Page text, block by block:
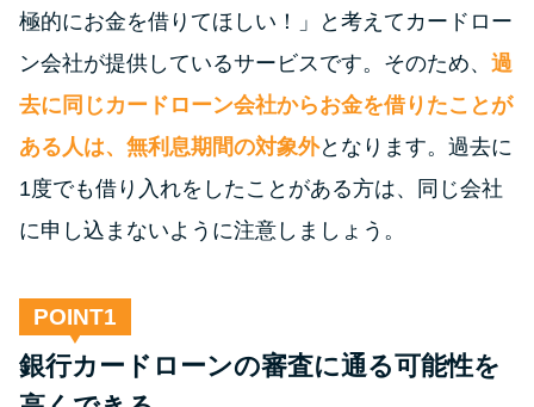
の？ カードローンの選び方を徹
プロミスの返済方法を徹底解
説！ もっとも便利でお得な返済
方法はどれ？
極的にお金を借りてほしい！」と考えてカードロー
ン会社が提供しているサービスです。そのため、 過
去に同じカードローン会社からお金を借りたことが
ある人は、無利息期間の対象外となります。過去に
1度でも借り入れをしたことがある方は、同じ会社
に申し込まないように注意しましょう。
POINT
銀行カードローンの審査に通る可能性を